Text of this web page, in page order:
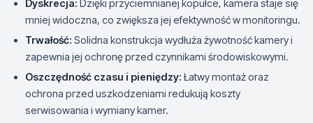
Dyskrecja: Dzięki przyciemnianej kopułce, kamera staje się
mniej widoczna, co zwiększa jej efektywność w monitoringu.
Trwałość: Solidna konstrukcja wydłuża żywotność kamery i
zapewnia jej ochronę przed czynnikami środowiskowymi.
Oszczędność czasu i pieniędzy: Łatwy montaż oraz
ochrona przed uszkodzeniami redukują koszty
serwisowania i wymiany kamer.